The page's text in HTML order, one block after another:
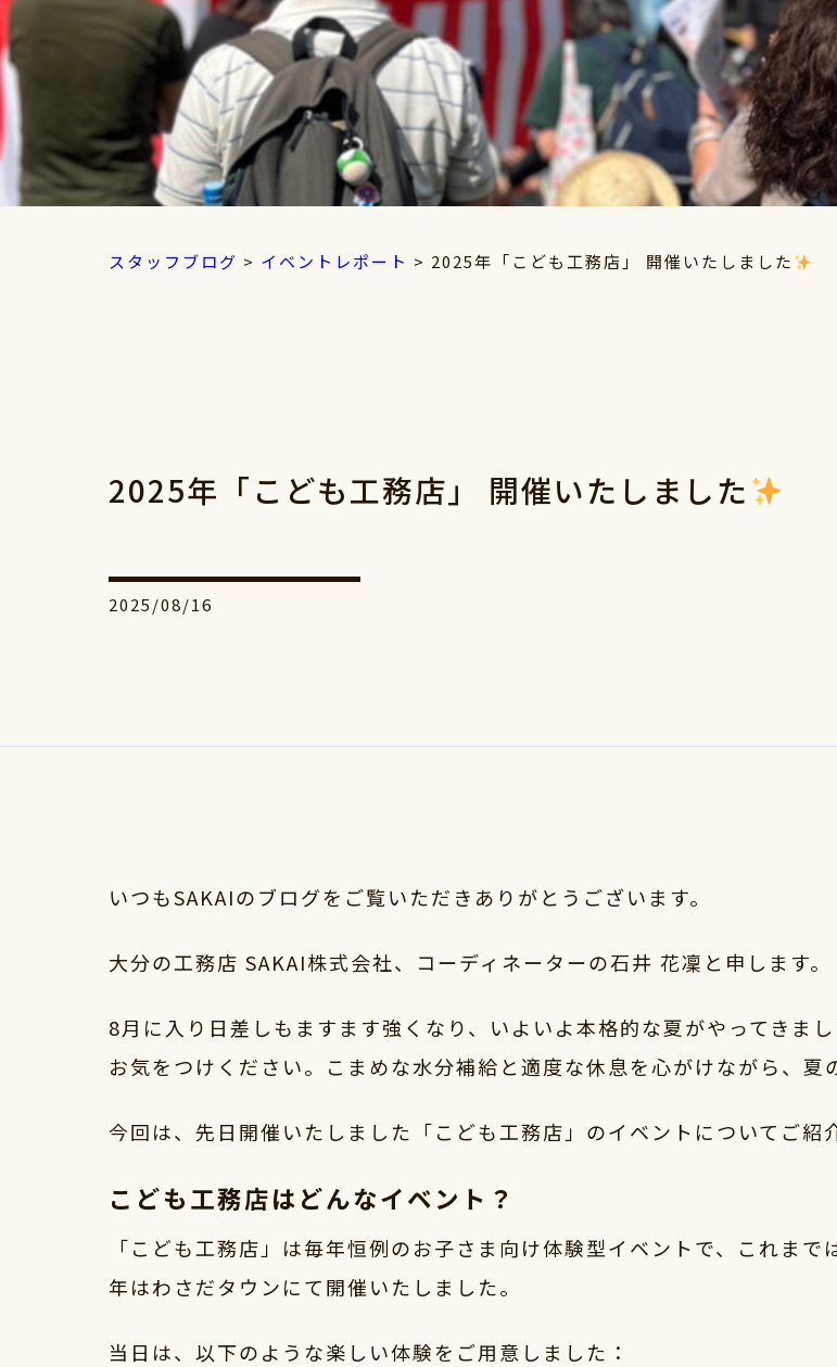
スタッフブログ > イベントレポート > 2025年「こども工務店」 開催いたしました
2025年「こども工務店」 開催いたしました
2025/08/16
いつもSAKAIのブログをご覧いただきありがとうございます。
大分の工務店 SAKAI株式会社、コーディネーターの石井 花凜と申します。
8月に入り日差しもますます強くなり、いよいよ本格的な夏がやってきま
お気をつけください。こまめな水分補給と適度な休息を心がけながら、夏
今回は、先日開催いたしました「こども工務店」のイベントについてご紹
こども工務店はどんなイベント？
「こども工務店」は毎年恒例のお子さま向け体験型イベントで、これま
年はわさだタウンにて開催いたしました。
当日は、以下のような楽しい体験をご用意しました：